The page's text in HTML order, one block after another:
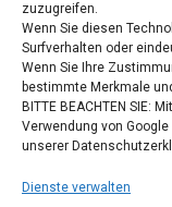
zuzugreifen.
Wenn Sie diesen
Surfverhalten oder
Wenn Sie Ihre
bestimmte Merkmale
BITTE BEACHTEN SIE:
Verwendung von
unserer
Dienste verwalten
LINKS
Markus Below
Geruga Direct Trade
Delight & Style bei